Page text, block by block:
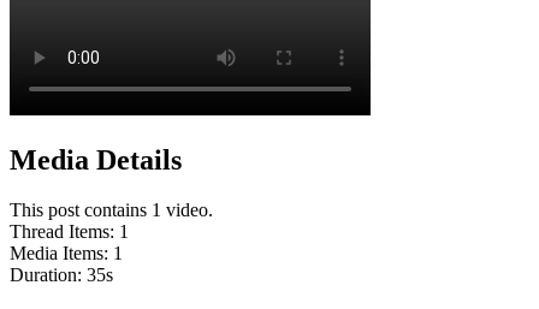
Media Details
This post contains 1 video.
Thread Items: 1
Media Items: 1
Duration: 35s